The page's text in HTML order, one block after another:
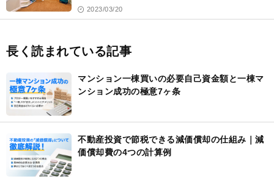
2023/03/20
長く読まれている記事
マンション一棟買いの必要自己資金額と一棟マ
ンション成功の極意7ヶ条
不動産投資で節税できる減価償却の仕組み｜減
価償却費の4つの計算例